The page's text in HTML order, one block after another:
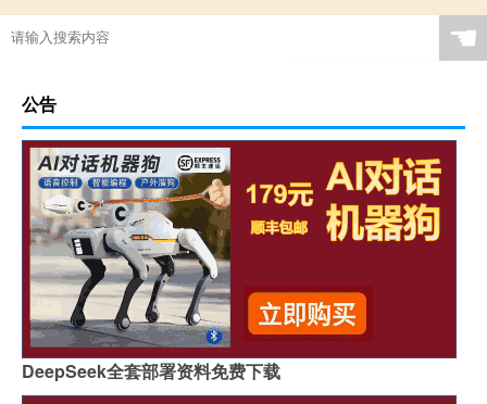
☚
公告
DeepSeek全套部署资料免费下载